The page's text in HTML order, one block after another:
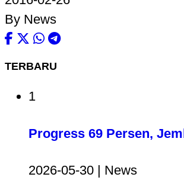
By News
TERBARU
1
Progress 69 Persen,
2026-05-30 | News